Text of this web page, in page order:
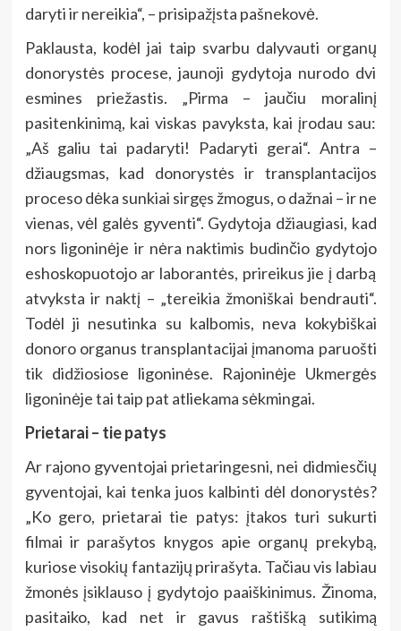
daryti ir nereikia“, – prisipažįsta pašnekovė.
Paklausta, kodėl jai taip svarbu dalyvauti organų
donorystės procese, jaunoji gydytoja nurodo dvi
esmines priežastis. „Pirma – jaučiu moralinį
pasitenkinimą, kai viskas pavyksta, kai įrodau sau:
„Aš galiu tai padaryti! Padaryti gerai“. Antra –
džiaugsmas, kad donorystės ir transplantacijos
proceso dėka sunkiai sirgęs žmogus, o dažnai – ir ne
vienas, vėl galės gyventi“. Gydytoja džiaugiasi, kad
nors ligoninėje ir nėra naktimis budinčio gydytojo
eshoskopuotojo ar laborantės, prireikus jie į darbą
atvyksta ir naktį – „tereikia žmoniškai bendrauti“.
Todėl ji nesutinka su kalbomis, neva kokybiškai
donoro organus transplantacijai įmanoma paruošti
tik didžiosiose ligoninėse. Rajoninėje Ukmergės
ligoninėje tai taip pat atliekama sėkmingai.
Prietarai – tie patys
Ar rajono gyventojai prietaringesni, nei didmiesčių
gyventojai, kai tenka juos kalbinti dėl donorystės?
„Ko gero, prietarai tie patys: įtakos turi sukurti
filmai ir parašytos knygos apie organų prekybą,
kuriose visokių fantazijų prirašyta. Tačiau vis labiau
žmonės įsiklauso į gydytojo paaiškinimus. Žinoma,
pasitaiko, kad net ir gavus raštišką sutikimą